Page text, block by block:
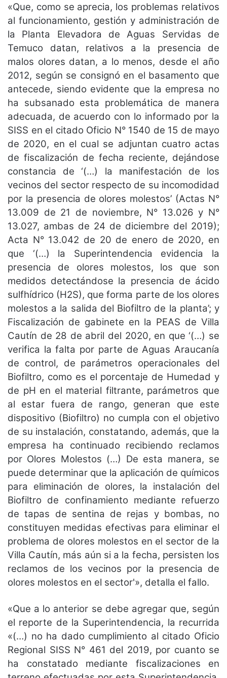
«Que, como se aprecia, los problemas relativos
al funcionamiento, gestión y administración de
la Planta Elevadora de Aguas Servidas de
Temuco datan, relativos a la presencia de
malos olores datan, a lo menos, desde el año
2012, según se consignó en el basamento que
antecede, siendo evidente que la empresa no
ha subsanado esta problemática de manera
adecuada, de acuerdo con lo informado por la
SISS en el citado Oficio N° 1540 de 15 de mayo
de 2020, en el cual se adjuntan cuatro actas
de fiscalización de fecha reciente, dejándose
constancia de ‘(…) la manifestación de los
vecinos del sector respecto de su incomodidad
por la presencia de olores molestos’ (Actas N°
13.009 de 21 de noviembre, N° 13.026 y N°
13.027, ambas de 24 de diciembre del 2019);
Acta N° 13.042 de 20 de enero de 2020, en
que ‘(…) la Superintendencia evidencia la
presencia de olores molestos, los que son
medidos detectándose la presencia de ácido
sulfhídrico (H2S), que forma parte de los olores
molestos a la salida del Biofiltro de la planta’; y
Fiscalización de gabinete en la PEAS de Villa
Cautín de 28 de abril del 2020, en que ‘(…) se
verifica la falta por parte de Aguas Araucanía
de control, de parámetros operacionales del
Biofiltro, como es el porcentaje de Humedad y
de pH en el material filtrante, parámetros que
al estar fuera de rango, generan que este
dispositivo (Biofiltro) no cumpla con el objetivo
de su instalación, constatando, además, que la
empresa ha continuado recibiendo reclamos
por Olores Molestos (…) De esta manera, se
puede determinar que la aplicación de químicos
para eliminación de olores, la instalación del
Biofiltro de confinamiento mediante refuerzo
de tapas de sentina de rejas y bombas, no
constituyen medidas efectivas para eliminar el
problema de olores molestos en el sector de la
Villa Cautín, más aún si a la fecha, persisten los
reclamos de los vecinos por la presencia de
olores molestos en el sector'», detalla el fallo.
«Que a lo anterior se debe agregar que, según
el reporte de la Superintendencia, la recurrida
«(…) no ha dado cumplimiento al citado Oficio
Regional SISS N° 461 del 2019, por cuanto se
ha constatado mediante fiscalizaciones en